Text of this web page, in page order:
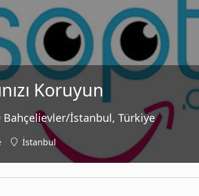
Koruyun
Bahçelievler/İstanbul, Türkiye
İstanbul